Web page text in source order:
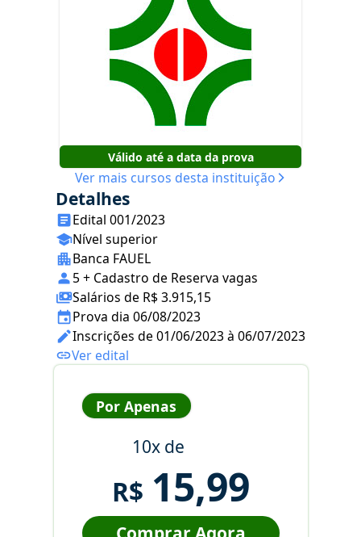
Válido até a data da prova
Ver mais cursos desta instituição
Detalhes
Edital 001/2023
Nível superior
Banca FAUEL
5 + Cadastro de Reserva vagas
Salários de R$ 3.915,15
Prova dia 06/08/2023
Inscrições de 01/06/2023 à 06/07/2023
Ver edital
Por Apenas
10x de
R$ 15,99